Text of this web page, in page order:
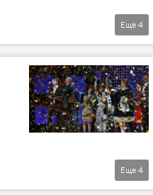
финал
Еще 4
финал
Еще 4